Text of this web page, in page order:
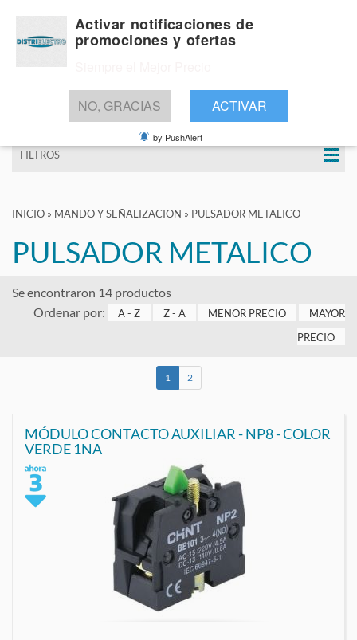
FILTROS
INICIO » MANDO Y SEÑALIZACION » PULSADOR METALICO
PULSADOR METALICO
Se encontraron 14 productos
Ordenar por:
A - Z Z - A MENOR PRECIO
MAYOR
PRECIO
1 2
MÓDULO CONTACTO AUXILIAR - NP8 - COLOR
VERDE 1NA
Activar notificaciones de
promociones y ofertas
NO, GRACIAS ACTIVAR
by PushAlert